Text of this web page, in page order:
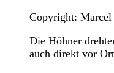
Copyright:
Die Höhner
auch direkt vor